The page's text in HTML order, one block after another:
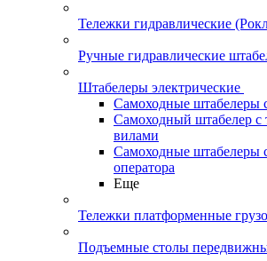
Тележки гидравлические
Ручные гидравлические
Штабелеры электрические
Самоходные штабелеры
Самоходный штабелер с
вилами
Самоходные штабелеры
оператора
Еще
Тележки платформенные
Подъемные столы